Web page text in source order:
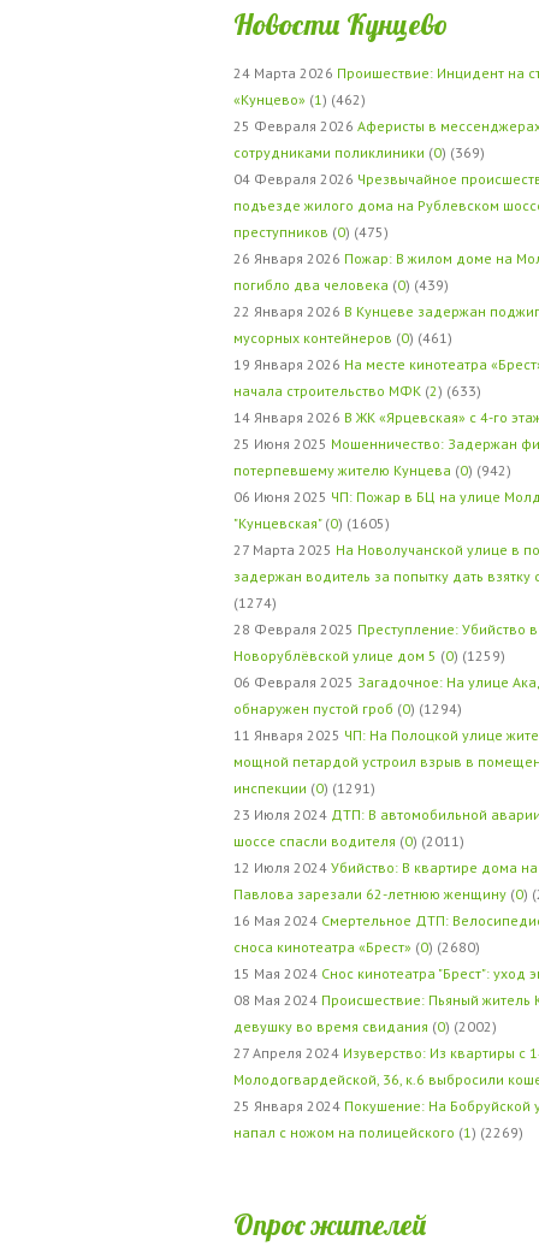
Новости Кунцево
24 Марта 2026 Проишествие: Инцидент на
«Кунцево» (1 ) (462)
25 Февраля 2026 Аферисты в
сотрудниками поликлиники (0) (369)
04 Февраля 2026 Чрезвычайное
подъезде жилого дома на Рублевском
преступников (0) (475)
26 Января 2026 Пожар: В жилом доме на
погибло два человека (0) (439)
22 Января 2026 В Кунцеве задержан
мусорных контейнеров (0) (461)
19 Января 2026 На месте кинотеатра
начала строительство МФК (2) (633)
14 Января 2026 В ЖК «Ярцевская» с 4-го
25 Июня 2025 Мошенничество: Задержан
потерпевшему жителю Кунцева (0) (942)
06 Июня 2025 ЧП: Пожар в БЦ на улице
"Кунцевская" (0) (1605)
27 Марта 2025 На Новолучанской улице в
задержан водитель за попытку дать
(1274)
28 Февраля 2025 Преступление: Убийство
Новорублёвской улице дом 5 (0) (1259)
06 Февраля 2025 Загадочное: На улице
обнаружен пустой гроб (0) (1294)
11 Января 2025 ЧП: На Полоцкой улице
мощной петардой устроил взрыв в
инспекции (0) (1291)
23 Июля 2024 ДТП: В автомобильной
шоссе спасли водителя (0) (2011)
12 Июля 2024 Убийство: В квартире дома
Павлова зарезали 62-летнюю женщину (0)
16 Мая 2024 Смертельное ДТП:
сноса кинотеатра «Брест» (0) (2680)
15 Мая 2024 Снос кинотеатра "Брест": уход
08 Мая 2024 Происшествие: Пьяный житель
девушку во время свидания (0) (2002)
27 Апреля 2024 Изуверство: Из квартиры с
Молодогвардейской, 36, к.6 выбросили
25 Января 2024 Покушение: На Бобруйской
напал с ножом на полицейского (1 ) (2269)
Опрос жителей